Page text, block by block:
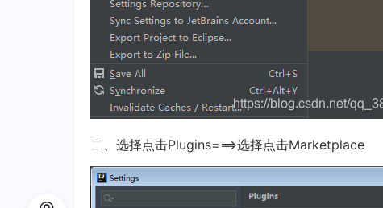
二、选择点击Plugins===>选择点击Marketplace